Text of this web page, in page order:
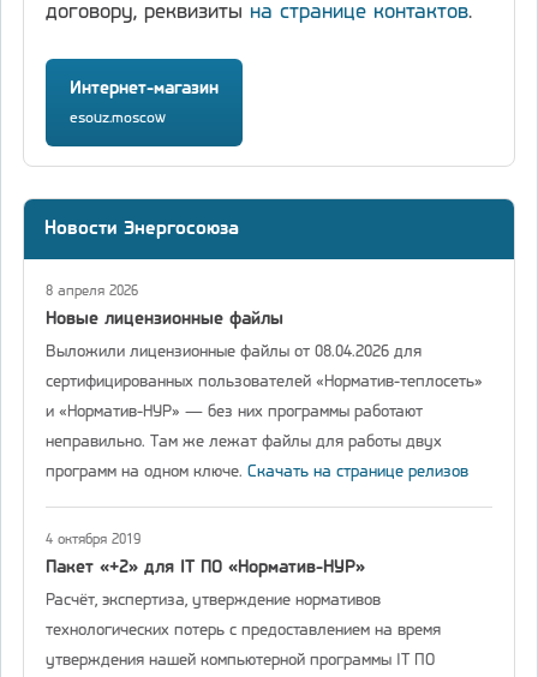
договору, реквизиты на странице контактов.
Интернет-магазин
esouz.moscow
Новости Энергосоюза
8 апреля 2026
Новые лицензионные файлы
Выложили лицензионные файлы от 08.04.2026 для
сертифицированных пользователей «Норматив-теплосеть»
и «Норматив-НУР» — без них программы работают
неправильно. Там же лежат файлы для работы двух
программ на одном ключе. Скачать на странице релизов
4 октября 2019
Пакет «+2» для IT ПО «Норматив-НУР»
Расчёт, экспертиза, утверждение нормативов
технологических потерь с предоставлением на время
утверждения нашей компьютерной программы IT ПО